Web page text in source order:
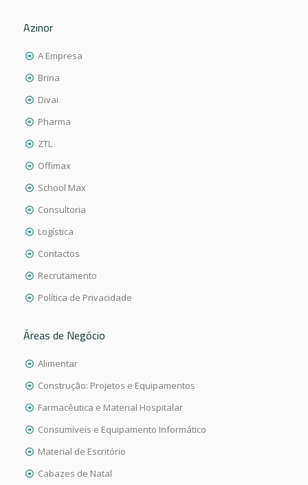
Azinor
A Empresa
Brina
Divai
Pharma
ZTL
Offimax
School Max
Consultoria
Logística
Contactos
Recrutamento
Política de Privacidade
Áreas de Negócio
Alimentar
Construção: Projetos e Equipamentos
Farmacêutica e Material Hospitalar
Consumíveis e Equipamento Informático
Material de Escritório
Cabazes de Natal